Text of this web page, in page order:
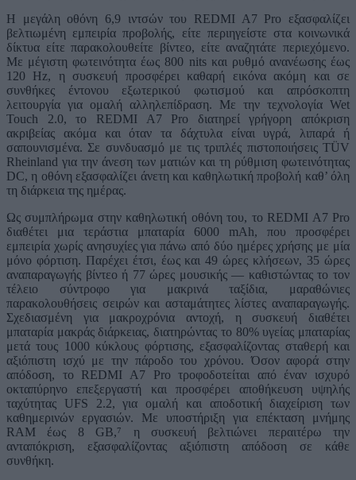
Η μεγάλη οθόνη 6,9 ιντσών του REDMI A7 Pro εξασφαλίζει
βελτιωμένη εμπειρία προβολής, είτε περιηγείστε στα κοινωνικά
δίκτυα είτε παρακολουθείτε βίντεο, είτε αναζητάτε περιεχόμενο.
Με μέγιστη φωτεινότητα έως 800 nits και ρυθμό ανανέωσης έως
120 Hz, η συσκευή προσφέρει καθαρή εικόνα ακόμη και σε
συνθήκες έντονου εξωτερικού φωτισμού και απρόσκοπτη
λειτουργία για ομαλή αλληλεπίδραση. Με την τεχνολογία Wet
Touch 2.0, το REDMI A7 Pro διατηρεί γρήγορη απόκριση
ακριβείας ακόμα και όταν τα δάχτυλα είναι υγρά, λιπαρά ή
σαπουνισμένα. Σε συνδυασμό με τις τριπλές πιστοποιήσεις TÜV
Rheinland για την άνεση των ματιών και τη ρύθμιση φωτεινότητας
DC, η οθόνη εξασφαλίζει άνετη και καθηλωτική προβολή καθ’ όλη
τη διάρκεια της ημέρας.
Ως συμπλήρωμα στην καθηλωτική οθόνη του, το REDMI A7 Pro
διαθέτει μια τεράστια μπαταρία 6000 mAh, που προσφέρει
εμπειρία χωρίς ανησυχίες για πάνω από δύο ημέρες χρήσης με μία
μόνο φόρτιση. Παρέχει έτσι, έως και 49 ώρες κλήσεων, 35 ώρες
αναπαραγωγής βίντεο ή 77 ώρες μουσικής — καθιστώντας το τον
τέλειο σύντροφο για μακρινά ταξίδια, μαραθώνιες
παρακολουθήσεις σειρών και ασταμάτητες λίστες αναπαραγωγής.
Σχεδιασμένη για μακροχρόνια αντοχή, η συσκευή διαθέτει
μπαταρία μακράς διάρκειας, διατηρώντας το 80% υγείας μπαταρίας
μετά τους 1000 κύκλους φόρτισης, εξασφαλίζοντας σταθερή και
αξιόπιστη ισχύ με την πάροδο του χρόνου. Όσον αφορά στην
απόδοση, το REDMI A7 Pro τροφοδοτείται από έναν ισχυρό
οκταπύρηνο επεξεργαστή και προσφέρει αποθήκευση υψηλής
ταχύτητας UFS 2.2, για ομαλή και αποδοτική διαχείριση των
καθημερινών εργασιών. Με υποστήριξη για επέκταση μνήμης
RAM έως 8 GB,⁷ η συσκευή βελτιώνει περαιτέρω την
ανταπόκριση, εξασφαλίζοντας αξιόπιστη απόδοση σε κάθε
συνθήκη.